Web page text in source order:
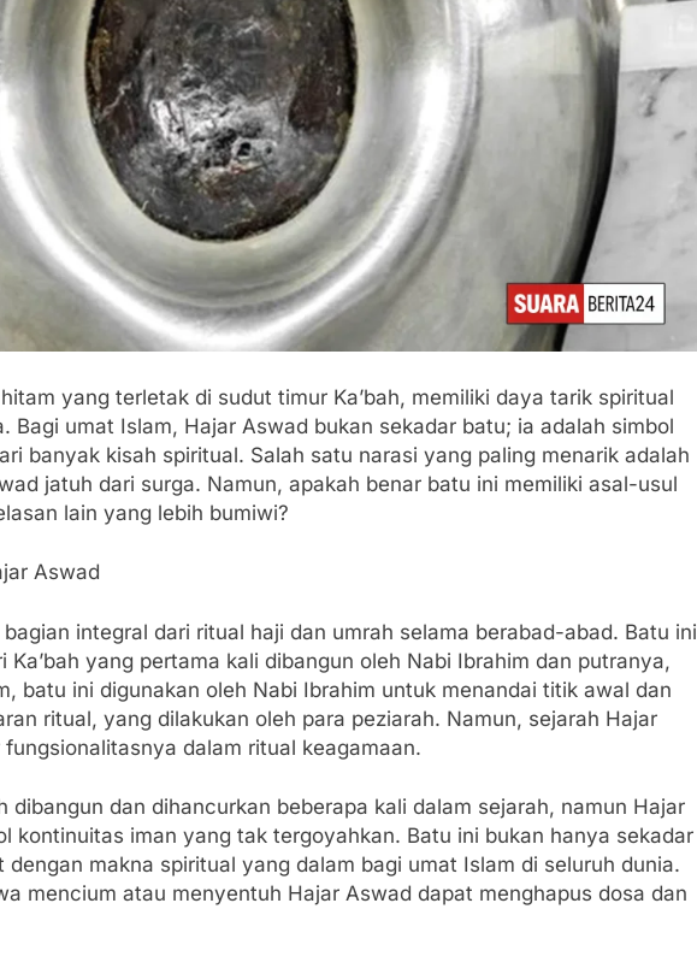
yang terletak di sudut timur Ka’bah, memiliki daya tarik spiritual
Bagi umat Islam, Hajar Aswad bukan sekadar batu; ia adalah simbol
banyak kisah spiritual. Salah satu narasi yang paling menarik adalah
jatuh dari surga. Namun, apakah benar batu ini memiliki asal-usul
lain yang lebih bumiwi?
Aswad
integral dari ritual haji dan umrah selama berabad-abad. Batu ini
Ka’bah yang pertama kali dibangun oleh Nabi Ibrahim dan putranya,
batu ini digunakan oleh Nabi Ibrahim untuk menandai titik awal dan
ritual, yang dilakukan oleh para peziarah. Namun, sejarah Hajar
dalam ritual keagamaan.
dibangun dan dihancurkan beberapa kali dalam sejarah, namun Hajar
kontinuitas iman yang tak tergoyahkan. Batu ini bukan hanya sekadar
makna spiritual yang dalam bagi umat Islam di seluruh dunia.
mencium atau menyentuh Hajar Aswad dapat menghapus dosa dan